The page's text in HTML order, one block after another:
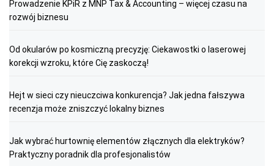
Prowadzenie KPiR z MNP Tax & Accounting – więcej czasu na
rozwój biznesu
Od okularów po kosmiczną precyzję: Ciekawostki o laserowej
korekcji wzroku, które Cię zaskoczą!
Hejt w sieci czy nieuczciwa konkurencja? Jak jedna fałszywa
recenzja może zniszczyć lokalny biznes
Jak wybrać hurtownię elementów złącznych dla elektryków?
Praktyczny poradnik dla profesjonalistów